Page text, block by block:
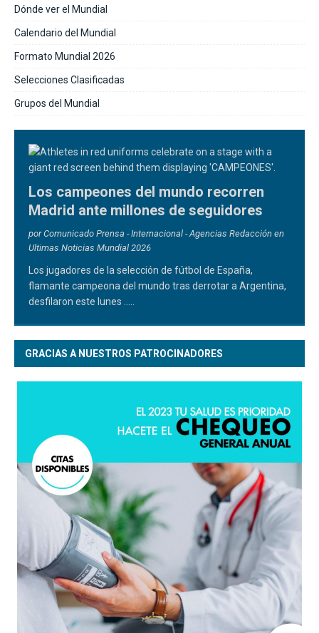
Dónde ver el Mundial
Calendario del Mundial
Formato Mundial 2026
Selecciones Clasificadas
Grupos del Mundial
Los campeones del mundo recorren
Madrid ante millones de seguidores
por Comunicado Prensa - Internacional - Agencias Redacción en
Ultimas Noticias Mundial 2026
Los jugadores de la selección de fútbol de España,
flamante campeona del mundo tras derrotar a Argentina,
desfilaron este lunes
GRACIAS A NUESTROS PATROCINADORES